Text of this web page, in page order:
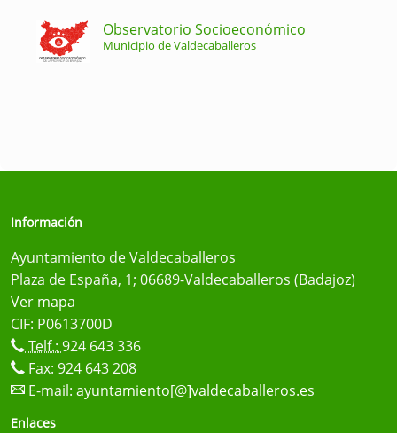
Observatorio Socioeconómico
Municipio de Valdecaballeros
Información
Ayuntamiento de Valdecaballeros
Plaza de España, 1; 06689-Valdecaballeros (Badajoz)
Ver mapa
CIF: P0613700D
Telf.: 924 643 336
Fax: 924 643 208
E-mail: ayuntamiento[@]valdecaballeros.es
Enlaces